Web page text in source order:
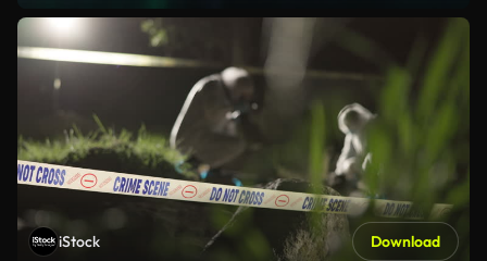
iStock Download